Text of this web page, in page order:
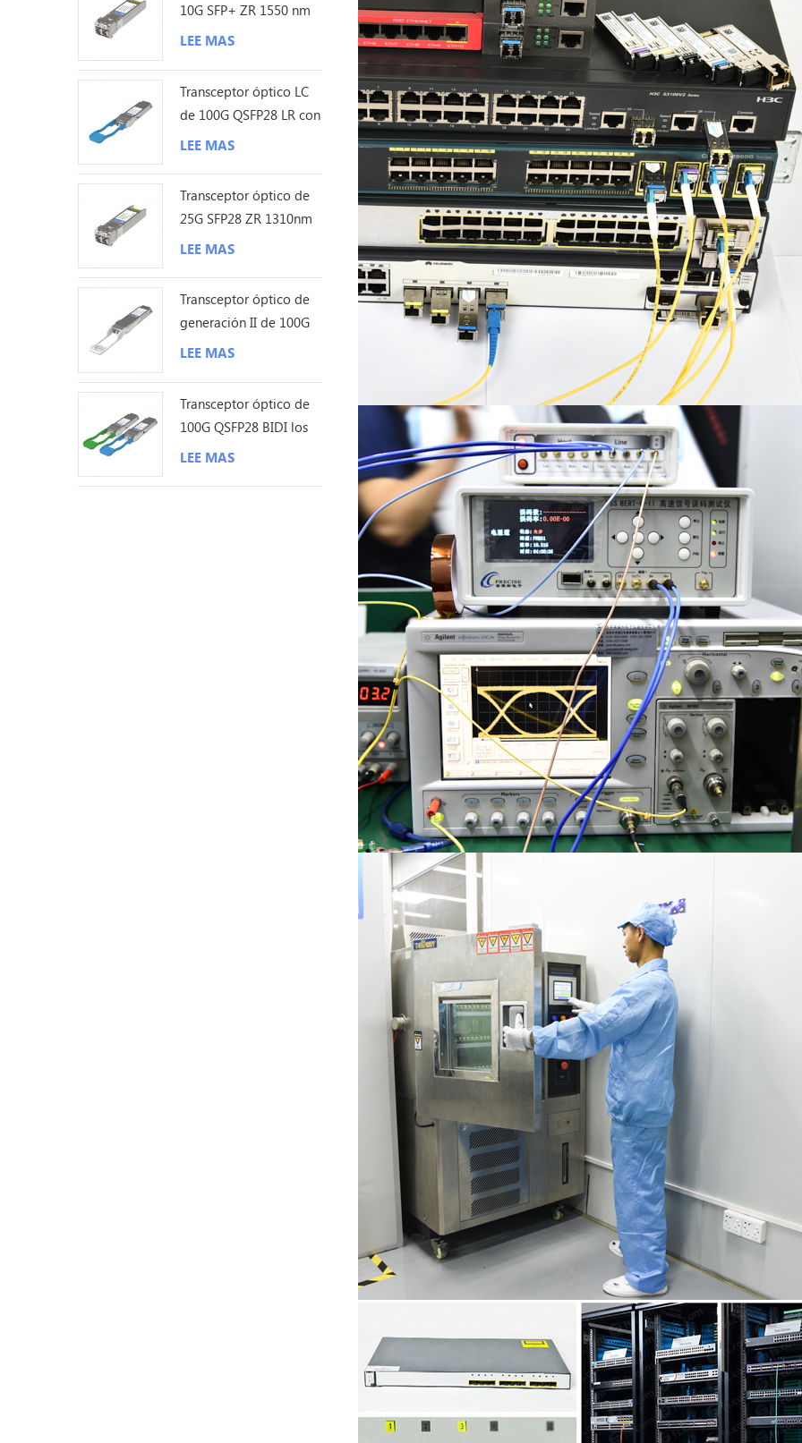
10G SFP+ ZR 1550 nm
120 km
LEE MAS
Transceptor óptico LC
de 100G QSFP28 LR con
sonda Lambda única de
LEE MAS
Transceptor óptico de
25G SFP28 ZR 1310nm
los 80KM LC
LEE MAS
Transceptor óptico de
generación II de 100G
QSFP28 ZR4 80KM LC
LEE MAS
Transceptor óptico de
100G QSFP28 BIDI los
40KM LC
LEE MAS